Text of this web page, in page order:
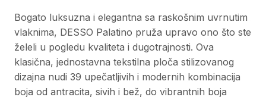
Bogato luksuzna i elegantna sa raskošnim uvrnutim
vlaknima, DESSO Palatino pruža upravo ono što ste
želeli u pogledu kvaliteta i dugotrajnosti. Ova
klasična, jednostavna tekstilna ploča stilizovanog
dizajna nudi 39 upečatljivih i modernih kombinacija
boja od antracita, sivih i bež, do vibrantnih boja